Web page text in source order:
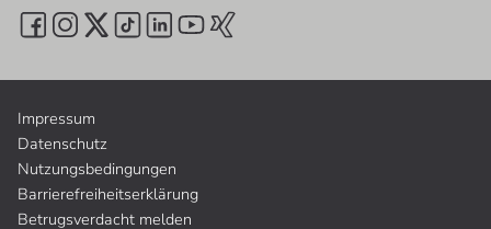
Impressum
Datenschutz
Nutzungsbedingungen
Barrierefreiheitserklärung
Betrugsverdacht melden